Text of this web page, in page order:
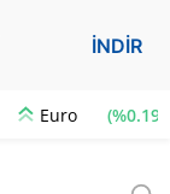
İNDİR
Euro (%0.19)